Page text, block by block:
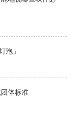
泡」
体标准